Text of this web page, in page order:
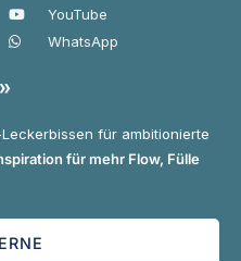
YouTube
WhatsApp
für ambitionierte
für mehr Flow, Fülle